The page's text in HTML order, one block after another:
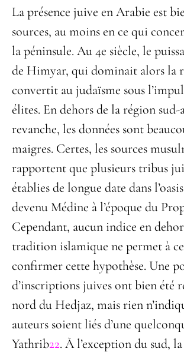
La présence juive en Arabie est
sources, au moins en ce qui
la péninsule. Au 4e siècle, le
de Himyar, qui dominait alors la
convertit au judaïsme sous
élites. En dehors de la région sud-
revanche, les données sont
maigres. Certes, les sources
rapportent que plusieurs tribus
établies de longue date dans
devenu Médine à l’époque du
Cependant, aucun indice en
tradition islamique ne permet à
confirmer cette hypothèse. Une
d’inscriptions juives ont bien été
nord du Hedjaz, mais rien
auteurs soient liés d’une
Yathrib22. À l’exception du sud,